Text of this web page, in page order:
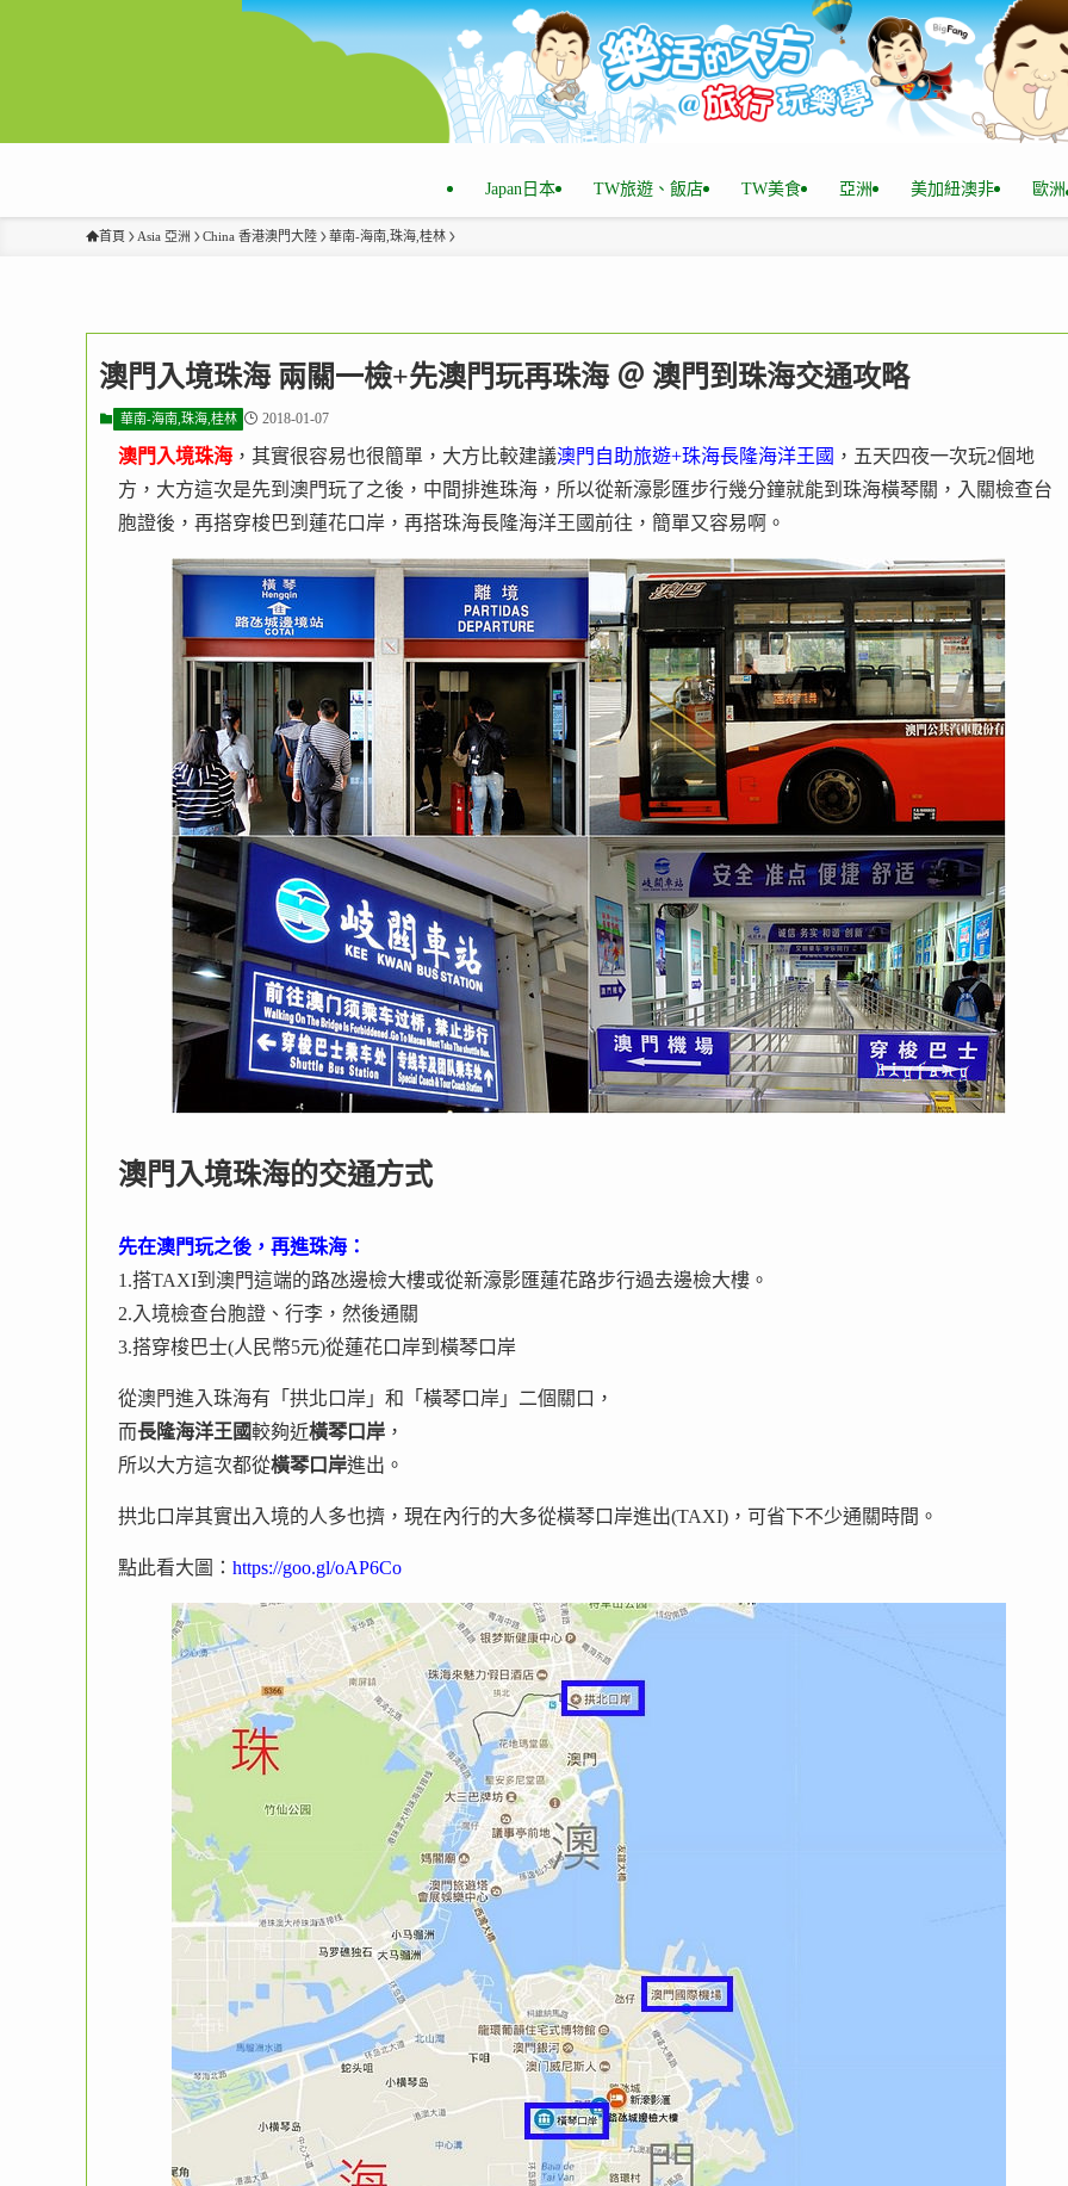
Japan日本 TW旅遊、飯店 TW美食 亞洲 美加紐澳非 歐洲
首頁 Asia 亞洲 China 香港澳門大陸 華南-海南,珠海,桂林
澳門入境珠海 兩關一檢+先澳門玩再珠海 ＠ 澳門到珠海交通攻略
華南-海南,珠海,桂林 2018-01-07
澳門入境珠海 ，其實很容易也很簡單，大方比較建議澳門自助旅遊+珠海長隆海洋王國 ，五天四夜一次玩2個地
方，大方這次是先到澳門玩了之後，中間排進珠海，所以從新濠影匯步行幾分鐘就能到珠海橫琴關，入關檢查台
胞證後，再搭穿梭巴到蓮花口岸，再搭珠海長隆海洋王國前往，簡單又容易啊。
澳門入境珠海的交通方式
先在澳門玩之後，再進珠海：
1.搭TAXI到澳門這端的路氹邊檢大樓或從新濠影匯蓮花路步行過去邊檢大樓。
2.入境檢查台胞證、行李，然後通關
3.搭穿梭巴士(人民幣5元)從蓮花口岸到橫琴口岸
從澳門進入珠海有「拱北口岸」和「橫琴口岸」二個關口，
而長隆海洋王國較夠近橫琴口岸 ，
所以大方這次都從橫琴口岸進出。
拱北口岸其實出入境的人多也擠，現在內行的大多從橫琴口岸進出(TAXI)，可省下不少通關時間。
點此看大圖： https://goo.gl/oAP6Co